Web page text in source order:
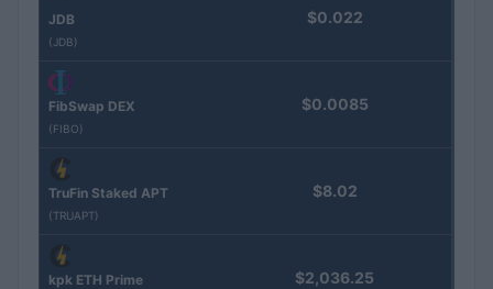
JDB
(JDB)
$0.022
FibSwap DEX
(FIBO)
$0.0085
TruFin Staked APT
(TRUAPT)
$8.02
kpk ETH Prime $2,036.25